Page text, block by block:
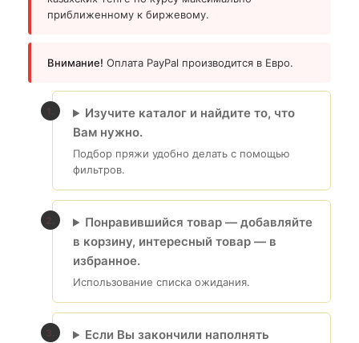
приближенному к биржевому.
Внимание! Оплата PayPal производится в Евро.
Изучите каталог и найдите то, что
Вам нужно.
Подбор пряжи удобно делать с помощью
фильтров.
Понравившийся товар — добавляйте
в корзину, интересный товар — в
избранное.
Использование списка ожидания.
Если Вы закончили наполнять